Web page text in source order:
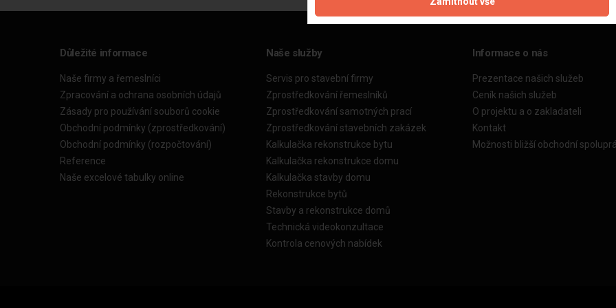
Důležité informace
Naše firmy a řemeslníci
Zpracování a ochrana osobních údajů
Zásady pro používání souborů cookie
Obchodní podmínky (zprostředkování)
Obchodní podmínky (rozpočtování)
Reference
Naše excelové tabulky online
Naše služby
Servis pro stavební firmy
Zprostředkování řemeslníků
Zprostředkování samotných prací
Zprostředkování stavebních zakázek
Kalkulačka rekonstrukce bytu
Kalkulačka rekonstrukce domu
Kalkulačka stavby domu
Rekonstrukce bytů
Stavby a rekonstrukce domů
Technická videokonzultace
Kontrola cenových nabídek
Informace o nás
Prezentace našich služeb
Ceník našich služeb
O projektu a o zakladateli
Kontakt
Možnosti bližší obchodní